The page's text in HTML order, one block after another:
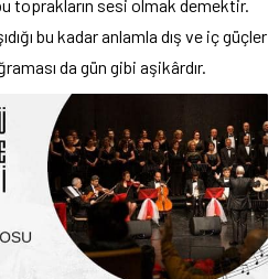
toprakların sesi olmak demektir.
bu kadar anlamla dış ve iç güçler
da gün gibi aşikârdır.